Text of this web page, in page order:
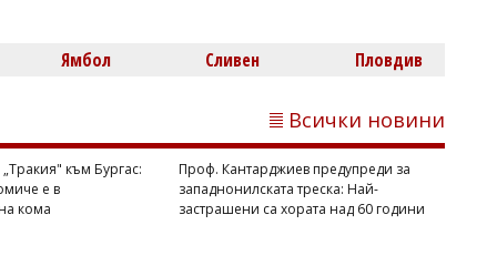
Пловдив: Това не е единичен случай, а
Ямбол Сливен Пловдив
Всички новини
към Бургас:
е в
кома
Проф. Кантарджиев предупреди за
западнонилската треска: Най-
застрашени са хората над 60 години